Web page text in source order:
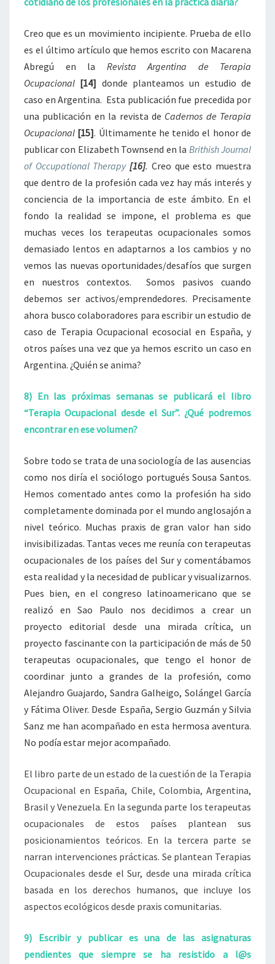
Creo que es un movimiento incipiente. Prueba de ello
es el último artículo que hemos escrito con Macarena
Abregú en la Revista Argentina de Terapia
Ocupacional [14] donde planteamos un estudio de
caso en Argentina. Esta publicación fue precedida por
una publicación en la revista de Cadernos de Terapia
Ocupacional [15]. Últimamente he tenido el honor de
publicar con Elizabeth Townsend en la Brithish Journal
of Occupational Therapy [16]. Creo que esto muestra
que dentro de la profesión cada vez hay más interés y
conciencia de la importancia de este ámbito. En el
fondo la realidad se impone, el problema es que
muchas veces los terapeutas ocupacionales somos
demasiado lentos en adaptarnos a los cambios y no
vemos las nuevas oportunidades/desafíos que surgen
en nuestros contextos. Somos pasivos cuando
debemos ser activos/emprendedores. Precisamente
ahora busco colaboradores para escribir un estudio de
caso de Terapia Ocupacional ecosocial en España, y
otros países una vez que ya hemos escrito un caso en
Argentina. ¿Quién se anima?
8) En las próximas semanas se publicará el libro
“Terapia Ocupacional desde el Sur”. ¿Qué podremos
encontrar en ese volumen?
Sobre todo se trata de una sociología de las ausencias
como nos diría el sociólogo portugués Sousa Santos.
Hemos comentado antes como la profesión ha sido
completamente dominada por el mundo anglosajón a
nivel teórico. Muchas praxis de gran valor han sido
invisibilizadas. Tantas veces me reunía con terapeutas
ocupacionales de los países del Sur y comentábamos
esta realidad y la necesidad de publicar y visualizarnos.
Pues bien, en el congreso latinoamericano que se
realizó en Sao Paulo nos decidimos a crear un
proyecto editorial desde una mirada crítica, un
proyecto fascinante con la participación de más de 50
terapeutas ocupacionales, que tengo el honor de
coordinar junto a grandes de la profesión, como
Alejandro Guajardo, Sandra Galheigo, Solángel García
y Fátima Oliver. Desde España, Sergio Guzmán y Silvia
Sanz me han acompañado en esta hermosa aventura.
No podía estar mejor acompañado.
El libro parte de un estado de la cuestión de la Terapia
Ocupacional en España, Chile, Colombia, Argentina,
Brasil y Venezuela. En la segunda parte los terapeutas
ocupacionales de estos países plantean sus
posicionamientos teóricos. En la tercera parte se
narran intervenciones prácticas. Se plantean Terapias
Ocupacionales desde el Sur, desde una mirada crítica
basada en los derechos humanos, que incluye los
aspectos ecológicos desde praxis comunitarias.
9) Escribir y publicar es una de las asignaturas
pendientes que siempre se ha resistido a l@s